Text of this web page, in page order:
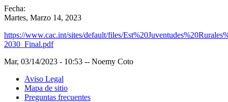
Fecha:
Martes, Marzo 14, 2023
https://www.cac.int/sites/default/files/
2030_Final.pdf
Mar, 03/14/2023 - 10:53 -- Noemy Coto
Aviso Legal
Mapa de sitio
Preguntas frecuentes